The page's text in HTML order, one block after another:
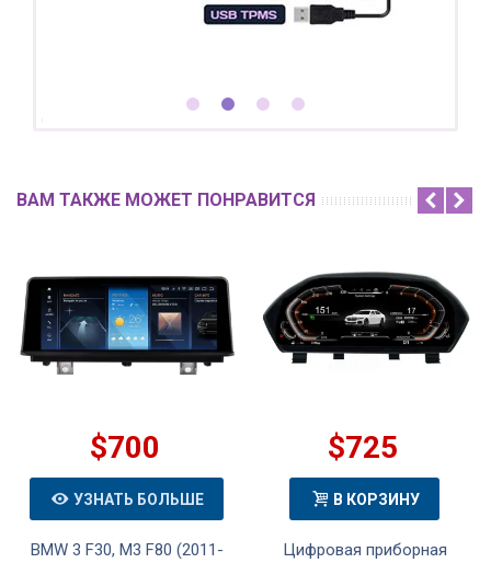
ВАМ ТАКЖЕ МОЖЕТ ПОНРАВИТСЯ
$700
УЗНАТЬ БОЛЬШЕ
BMW 3 F30, M3 F80 (2011-
$725
В КОРЗИНУ
Цифровая приборная